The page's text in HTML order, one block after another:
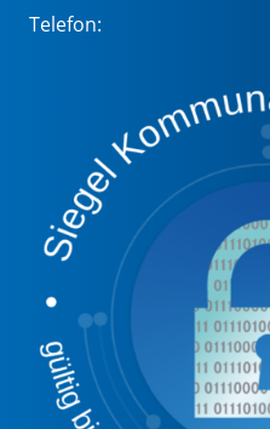
Telefon: